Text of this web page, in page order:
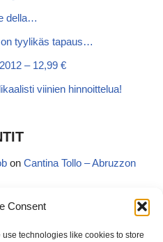
Consent
technologies like cookies to store
della…
on tyylikäs tapaus…
– 12,99 €
viinien hinnoittelua!
on Cantina Tollo – Abruzzon
Cantina Tollo – Abruzzon viinien